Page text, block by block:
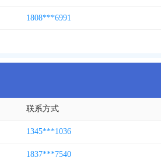
1808***6991
联系方式
1345***1036
1837***7540